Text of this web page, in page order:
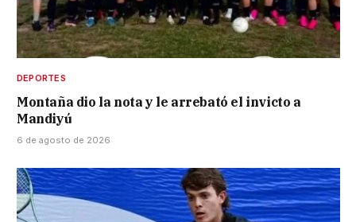
DEPORTES
Montaña dio la nota y le arrebató el invicto a
Mandiyú
6 de agosto de 2026